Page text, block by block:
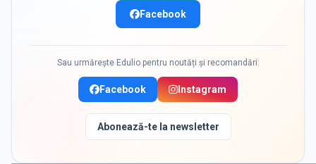
Facebook
Sau urmărește Edulio pentru noutăți și recomandări:
Facebook Instagram
Abonează-te la newsletter